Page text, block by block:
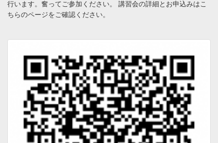
行います。奮ってご参加ください。 講習会の詳細とお申込みはこ
ちらのページをご確認ください。